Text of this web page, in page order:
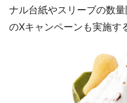
ナル台紙やスリーブの数
のXキャンペーンも実施す